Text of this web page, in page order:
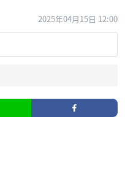
2025年04月15日 12:00